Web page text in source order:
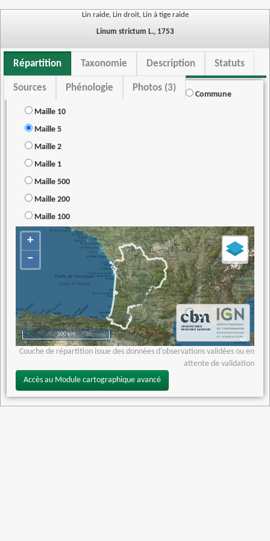
Lin raide, Lin droit, Lin à tige raide
Linum strictum L., 1753
Répartition Taxonomie Description Statuts
Sources Phénologie Photos (3)
Commune
Maille 10
Maille 5
Maille 2
Maille 1
Maille 500
Maille 200
Maille 100
+
−
500 km
Couche de répartition issue des données d'observations validées ou en
attente de validation
Accès au Module cartographique avancé